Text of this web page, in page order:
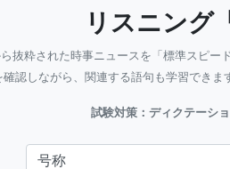
リスニング
抜粋された時事ニュースを「標準スピー
認しながら、関連する語句も学習でき
試験対策：ディクテーシ